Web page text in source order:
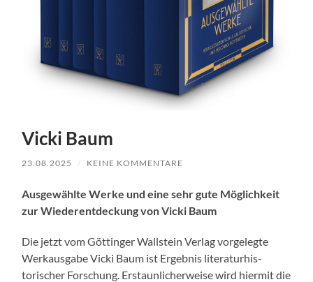
Vicki Baum
23.08.2025 / KEINE KOMMENTARE
Aus­gewählte Werke und eine sehr gute Möglichkeit
zur Wieder­ent­deck­ung von Vic­ki Baum
Die jet­zt vom Göt­tinger Wall­stein Ver­lag vorgelegte
Werkaus­gabe Vic­ki Baum ist Ergeb­nis lit­er­aturhis­
torisch­er Forschung. Erstaunlicher­weise wird hier­mit die